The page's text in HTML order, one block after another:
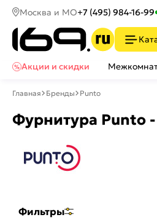
Москва и МО+7 (495) 984-16-99
Акции и скидки
Главная Бренды Punto
Фурнитура Punto
Фильтры